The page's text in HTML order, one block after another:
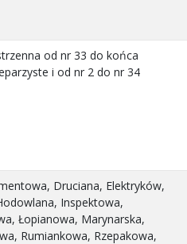
od nr 33 do końca
i od nr 2 do nr 34
Druciana, Elektryków,
Inspektowa,
Łopianowa, Marynarska,
Rumiankowa, Rzepakowa,